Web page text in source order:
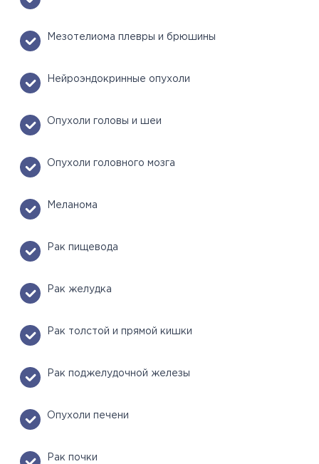
Мезотелиома плевры и брюшины
Нейроэндокринные опухоли
Опухоли головы и шеи
Опухоли головного мозга
Меланома
Рак пищевода
Рак желудка
Рак толстой и прямой кишки
Рак поджелудочной железы
Опухоли печени
Рак почки